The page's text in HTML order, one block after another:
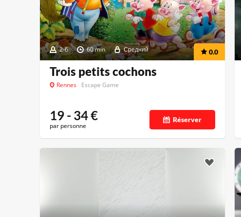
2-6 60 min Средний 0.0
Trois petits cochons
Rennes Escape Game
19 - 34€
par personne
Réserver